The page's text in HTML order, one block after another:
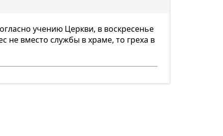
учению Церкви, в воскресенье
не вместо службы в храме, то греха в